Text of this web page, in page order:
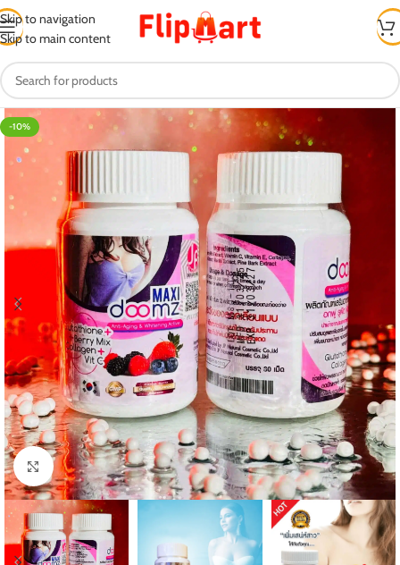
Skip to navigation
Skip to main content
-10%
Click to enlarge